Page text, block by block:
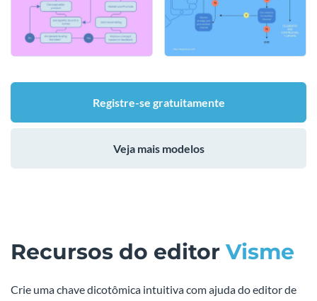
Registre-se gratuitamente
Veja mais modelos
Recursos do editor Visme
Crie uma chave dicotômica intuitiva com ajuda do editor de